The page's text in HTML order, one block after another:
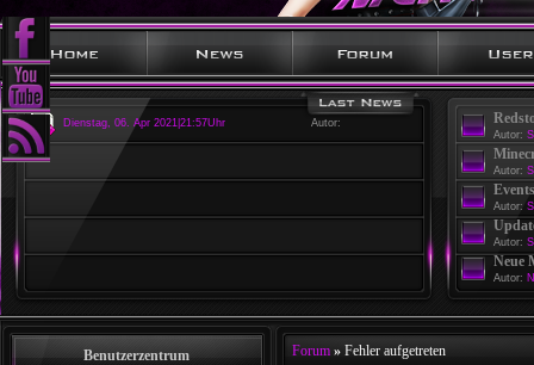
Dienstag, 06. Apr 2021|21:57Uhr Autor:
Autor:
Autor:
Autor:
Autor:
Neue
Autor:
Benutzerzentrum Forum » Fehler aufgetreten